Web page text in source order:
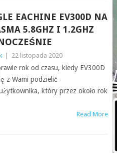
EACHINE EV300D NA
5.8GHZ I 1.2GHZ
22 listopada 2020
rok od czasu, kiedy EV300D
z Wami podzielić
który przez około rok
Read More